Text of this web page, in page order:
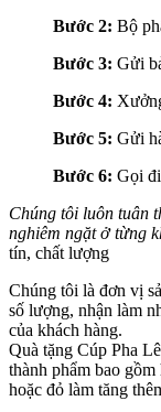
Bước 2: Bộ
Bước 3: Gửi
Bước 4:
Bước 5: Gửi
Bước 6: Gọi
Chúng tôi luôn tuân
nghiêm ngặt ở từng
tín, chất lượng
Chúng tôi là đơn vị
số lượng, nhận làm
của khách hàng.
Quà tặng Cúp Pha
thành phẩm bao
hoặc đỏ làm tăng